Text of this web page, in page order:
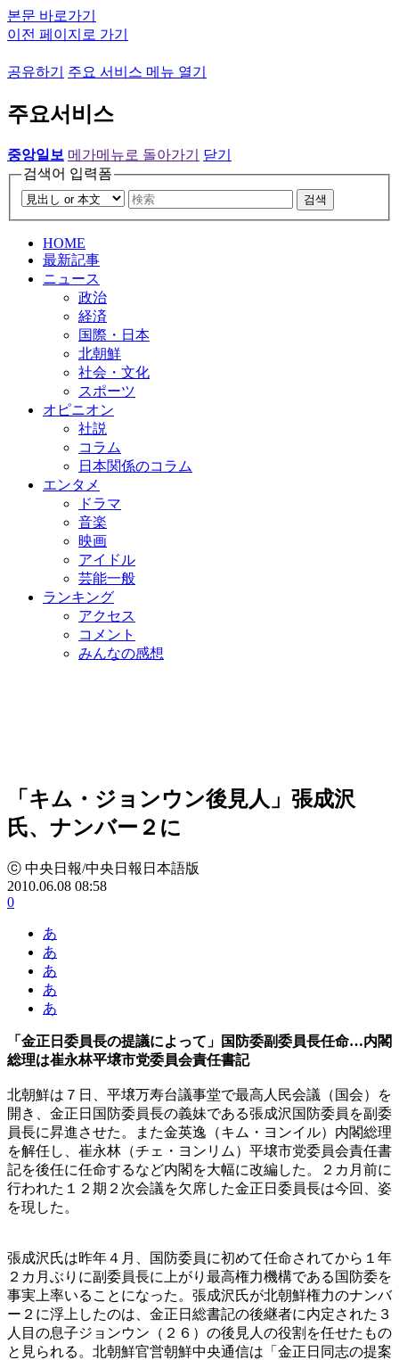
본문 바로가기
이전 페이지로 가기
공유하기 주요 서비스 메뉴 열기
주요서비스
중앙일보 메가메뉴로 돌아가기
닫기
검색어 입력폼
검색
HOME
最新記事
ニュース
政治
経済
国際・日本
北朝鮮
社会・文化
スポーツ
オピニオン
社説
コラム
日本関係のコラム
エンタメ
ドラマ
音楽
映画
アイドル
芸能一般
ランキング
アクセス
コメント
みんなの感想
「キム・ジョンウン後見人」張成沢
氏、ナンバー２に
ⓒ 中央日報/中央日報日本語版
2010.06.08 08:58
0
あ
あ
あ
あ
あ
「金正日委員長の提議によって」国防委副委員長任命…内閣
総理は崔永林平壌市党委員会責任書記
北朝鮮は７日、平壌万寿台議事堂で最高人民会議（国会）を
開き、金正日国防委員長の義妹である張成沢国防委員を副委
員長に昇進させた。また金英逸（キム・ヨンイル）内閣総理
を解任し、崔永林（チェ・ヨンリム）平壌市党委員会責任書
記を後任に任命するなど内閣を大幅に改編した。２カ月前に
行われた１２期２次会議を欠席した金正日委員長は今回、姿
を現した。
張成沢氏は昨年４月、国防委員に初めて任命されてから１年
２カ月ぶりに副委員長に上がり最高権力機構である国防委を
事実上率いることになった。張成沢氏が北朝鮮権力のナンバ
ー２に浮上したのは、金正日総書記の後継者に内定された３
人目の息子ジョンウン（２６）の後見人の役割を任せたもの
と見られる。北朝鮮官営朝鮮中央通信は「金正日同志の提案